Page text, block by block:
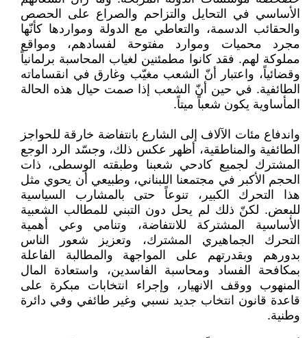
الأساسي في التحايل والتزاحم والصراع على الحصص
والحقائب الدسمة، والتعاطي مع الدولة ومواردها كأنّها
مجرد محميات وموارد مفتوحة لفسادهم، ومواقع
مملوكة لهم. فقد كانوا مطمئنين لغياب المحاسبة برلمانياً
وقضائياً، واعتبار أنّ الشعب مغيّب وغارق في انقساماته
الطائفية. في حين أنّ الشعب إذا صمت حيال هذه الحالة
المأساوية يكون شعباً ميتاً.
واندفاع مئات الآلاف إلى الشارع بانتفاضة خارقة للحواجز
الطائفية والمناطقية، أظهر عكس ذلك، وجسّد الرد الوجع
المشترك لجميع كادحي شعبنا وطبقته الوسطى، ذات
الحجم الأكبر في مجتمعنا اللبناني، وطبيعي أن يحوي مثل
هذا التحرك الكبير، تنوعاً حتى بالمشارب السياسية
للبعض. لكنّ ذلك لم يحل دون التبني للمطالب الشعبية
الأساسية المشتركة للانتفاضة، وتنامي وعي أهمية
التحرك الجماهيري المشترك، وتعزيز شعور الناس
بدورهم وبقدرتهم على المواجهة والمطالبة الفاعلة
بمكافحة الفساد ومحاسبة الفاسدين، واستعادة المال
المنهوب ووقف الانهيار، وإجراء انتخابات مبكرة على
قاعدة قانون انتخاب جديد نسبي وغير طائفي وفي دائرة
وطنية.